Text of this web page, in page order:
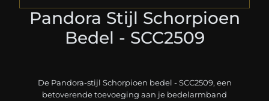
Pandora Stijl Schorpioen
Bedel - SCC2509
De Pandora-stijl Schorpioen bedel - SCC2509, een
betoverende toevoeging aan je bedelarmband